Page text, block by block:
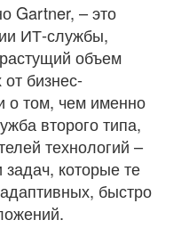
Gartner, – это
ИТ-службы,
объем
бизнес-
о том, чем именно
второго типа,
технологий –
которые те
быстро